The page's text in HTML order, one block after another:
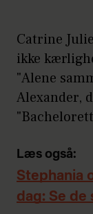
Catrine
ikke
"Alene
Alexander,
Læs også:
Stephania
dag: Se de